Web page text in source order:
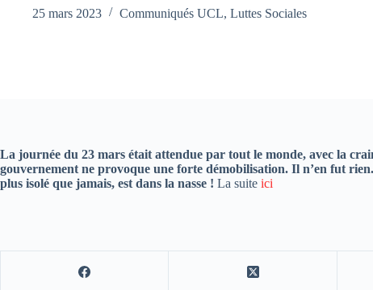
25 mars 2023 Communiqués UCL, Luttes Sociales
La journée du 23 mars était attendue par tout le monde, avec la
gouvernement ne provoque une forte démobilisation. Il n’en fut
plus isolé que jamais, est dans la nasse ! La suite ici